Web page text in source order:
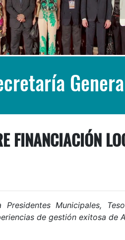
FINANCIACIÓN
Municipales,
de gestión exitosa de